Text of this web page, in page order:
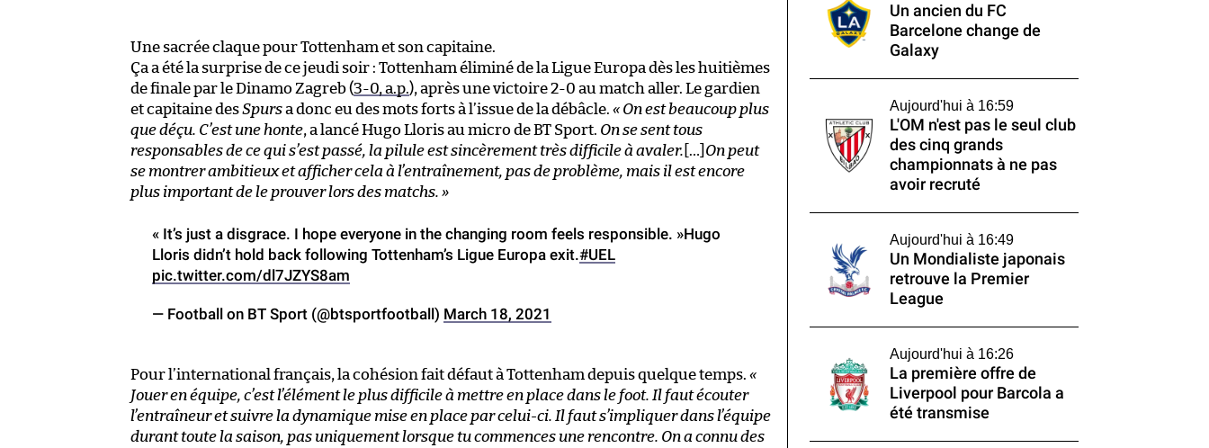
Une sacrée claque pour Tottenham et son capitaine.
Ça a été la surprise de ce jeudi soir : Tottenham éliminé de la Ligue Europa dès les huitièmes
de finale par le Dinamo Zagreb (3-0, a.p.), après une victoire 2-0 au match aller. Le gardien
et capitaine desSpursa donc eu des mots forts à l’issue de la débâcle. « On est beaucoup plus
que déçu. C’est une honte, a lancé Hugo Lloris au micro de BT Sport. On se sent tous
responsables de ce qui s’est passé, la pilule est sincèrement très difficile à avaler. […] On peut
se montrer ambitieux et afficher cela à l’entraînement, pas de problème, mais il est encore
plus important de le prouver lors des matchs. »
« It’s just a disgrace. I hope everyone in the changing room feels responsible. »Hugo
Lloris didn’t hold back following Tottenham’s Ligue Europa exit.#UEL
pic.twitter.com/dl7JZYS8am
— Football on BT Sport (@btsportfootball) March 18, 2021
Pour l’international français, la cohésion fait défaut à Tottenham depuis quelque temps. «
Jouer en équipe, c’est l’élément le plus difficile à mettre en place dans le foot. Il faut écouter
l’entraîneur et suivre la dynamique mise en place par celui-ci. Il faut s’impliquer dans l’équipe
durant toute la saison, pas uniquement lorsque tu commences une rencontre. On a connu des
Un ancien du FC
Barcelone change de
Galaxy
Aujourd'hui à 16:59
L'OM n'est pas le seul club
des cinq grands
championnats à ne pas
avoir recruté
Aujourd'hui à 16:49
Un Mondialiste japonais
retrouve la Premier
League
Aujourd'hui à 16:26
La première offre de
Liverpool pour Barcola a
été transmise